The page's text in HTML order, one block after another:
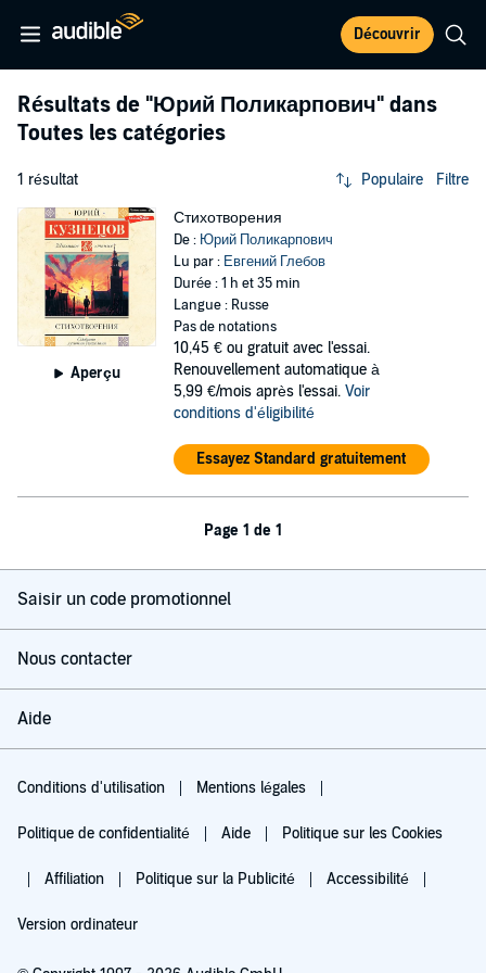
Découvrir
Résultats de "Юрий Поликарпович" dans
Toutes les catégories
1 résultat Populaire Filtre
Aperçu
Стихотворения
De : Юрий Поликарпович
Lu par : Евгений Глебов
Durée : 1 h et 35 min
Langue : Russe
Pas de notations
10,45 € ou gratuit avec l'essai.
Renouvellement automatique à
5,99 €/mois après l'essai. Voir
conditions d'éligibilité
Essayez Standard gratuitement
Page 1 de 1
Saisir un code promotionnel
Nous contacter
Aide
Conditions d'utilisation Mentions légales
Politique de confidentialité Aide Politique sur les Cookies
Affiliation Politique sur la Publicité Accessibilité
Version ordinateur